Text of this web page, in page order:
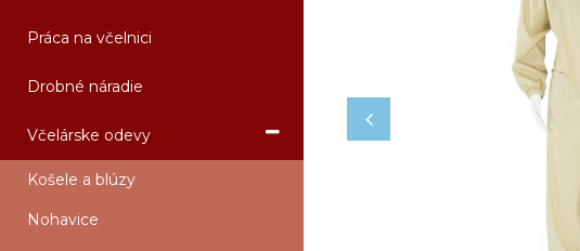
Práca na včelnici
Drobné náradie
Včelárske odevy
Košele a blúzy
Nohavice